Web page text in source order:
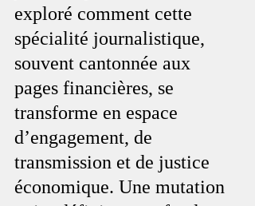
exploré comment cette
spécialité journalistique,
souvent cantonnée aux
pages financières, se
transforme en espace
d’engagement, de
transmission et de justice
économique. Une mutation